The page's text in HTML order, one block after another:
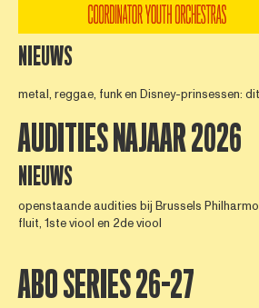
NIEUWS
metal, reggae, funk en Disney-prinsessen:
AUDITIES NAJAAR 2026
NIEUWS
openstaande audities bij Brussels
fluit, 1ste viool en 2de viool
ABO SERIES 26-27